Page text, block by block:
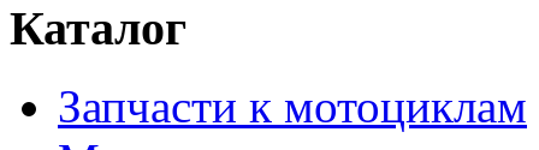
Каталог
Запчасти к мотоциклам